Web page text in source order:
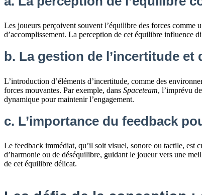
Les joueurs perçoivent souvent l’équilibre des forces
d’accomplissement. La perception de cet équilibre influence
b. La gestion de l’incertitude et
L’introduction d’éléments d’incertitude, comme des
forces mouvantes. Par exemple, dans Spaceteam, l’imprévu
dynamique pour maintenir l’engagement.
c. L’importance du feedback
Le feedback immédiat, qu’il soit visuel, sonore ou tactile, est
d’harmonie ou de déséquilibre, guidant le joueur vers une
de cet équilibre délicat.